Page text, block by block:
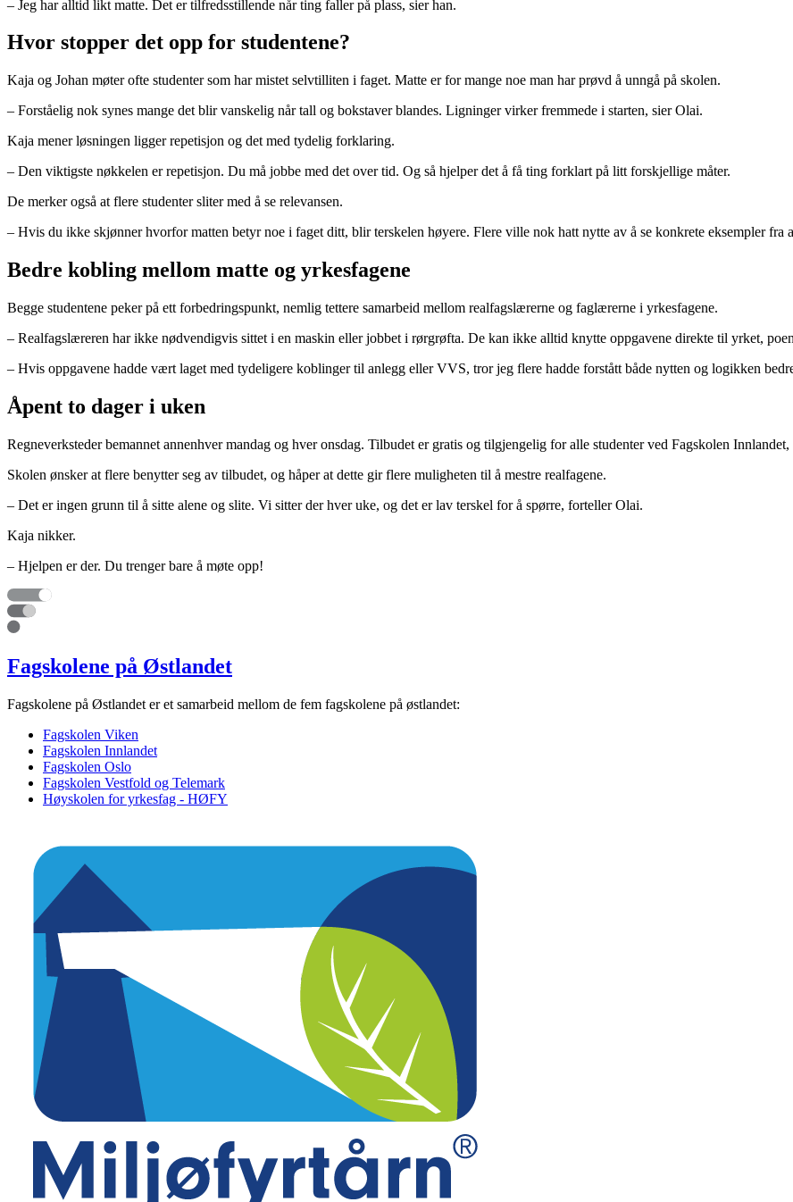
– Jeg har alltid likt matte. Det er tilfredsstillende når ting faller på plass, sier han.
Hvor stopper det opp for studentene?
Kaja og Johan møter ofte studenter som har mistet selvtilliten i faget. Matte er for mange noe man har prøvd å unngå på skolen.
– Forståelig nok synes mange det blir vanskelig når tall og bokstaver blandes. Ligninger virker fremmede i starten, sier Olai.
Kaja mener løsningen ligger repetisjon og det med tydelig forklaring.
– Den viktigste nøkkelen er repetisjon. Du må jobbe med det over tid. Og så hjelper det å få ting forklart på litt forskjellige måter.
De merker også at flere studenter sliter med å se relevansen.
– Hvis du ikke skjønner hvorfor matten betyr noe i faget ditt, blir terskelen høyere. Flere ville nok hatt nytte av å se konkrete eksempler fra
Bedre kobling mellom matte og yrkesfagene
Begge studentene peker på ett forbedringspunkt, nemlig tettere samarbeid mellom realfagslærerne og faglærerne i yrkesfagene.
– Realfagslæreren har ikke nødvendigvis sittet i en maskin eller jobbet i rørgrøfta. De kan ikke alltid knytte oppgavene direkte til yrket,
– Hvis oppgavene hadde vært laget med tydeligere koblinger til anlegg eller VVS, tror jeg flere hadde forstått både nytten og logikken
Åpent to dager i uken
Regneverksteder bemannet annenhver mandag og hver onsdag. Tilbudet er gratis og tilgjengelig for alle studenter ved Fagskolen
Skolen ønsker at flere benytter seg av tilbudet, og håper at dette gir flere muligheten til å mestre realfagene.
– Det er ingen grunn til å sitte alene og slite. Vi sitter der hver uke, og det er lav terskel for å spørre, forteller Olai.
Kaja nikker.
– Hjelpen er der. Du trenger bare å møte opp!
Fagskolene på Østlandet
Fagskolene på Østlandet er et samarbeid mellom de fem fagskolene på østlandet:
Fagskolen Viken
Fagskolen Innlandet
Fagskolen Oslo
Fagskolen Vestfold og Telemark
Høyskolen for yrkesfag - HØFY